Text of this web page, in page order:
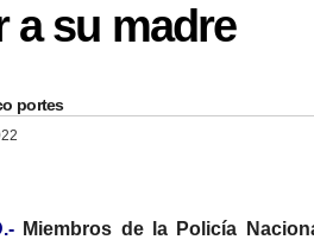
a su madre
portes
Miembros de la Policía